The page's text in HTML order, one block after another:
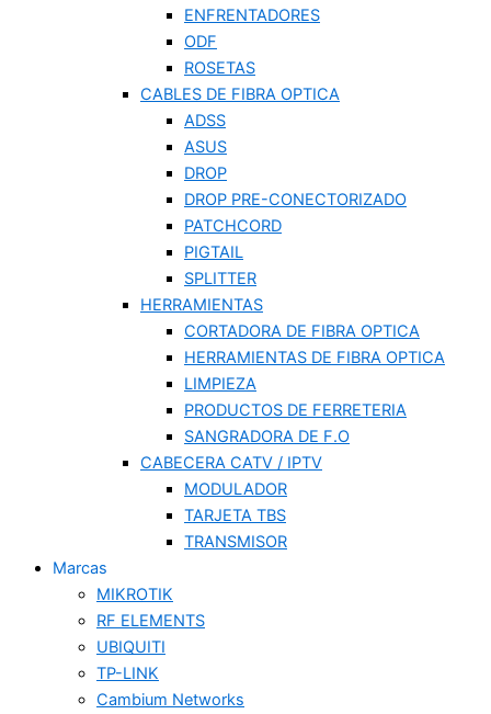
ENFRENTADORES
ODF
ROSETAS
CABLES DE FIBRA OPTICA
ADSS
ASUS
DROP
DROP PRE-CONECTORIZADO
PATCHCORD
PIGTAIL
SPLITTER
HERRAMIENTAS
CORTADORA DE FIBRA OPTICA
HERRAMIENTAS DE FIBRA OPTICA
LIMPIEZA
PRODUCTOS DE FERRETERIA
SANGRADORA DE F.O
CABECERA CATV / IPTV
MODULADOR
TARJETA TBS
TRANSMISOR
Marcas
MIKROTIK
RF ELEMENTS
UBIQUITI
TP-LINK
Cambium Networks